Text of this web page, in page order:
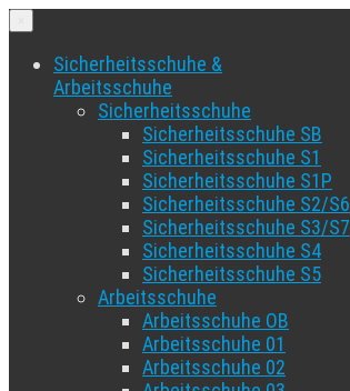
Sicherheitsschuhe &
Arbeitsschuhe
Sicherheitsschuhe
Sicherheitsschuhe SB
Sicherheitsschuhe S1
Sicherheitsschuhe S1P
Sicherheitsschuhe S2/S6
Sicherheitsschuhe S3/S7
Sicherheitsschuhe S4
Sicherheitsschuhe S5
Arbeitsschuhe
Arbeitsschuhe OB
Arbeitsschuhe 01
Arbeitsschuhe 02